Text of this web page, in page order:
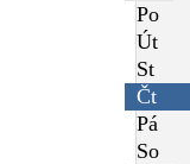
Po
Út
St
Čt
Pá
So